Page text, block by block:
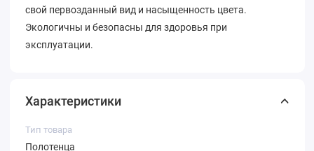
свой первозданный вид и насыщенность цвета.
Экологичны и безопасны для здоровья при
эксплуатации.
Характеристики
Тип товара
Полотенца